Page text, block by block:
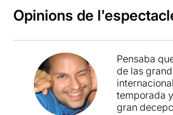
Opinions de
Pensaba
de las
temporada
gran